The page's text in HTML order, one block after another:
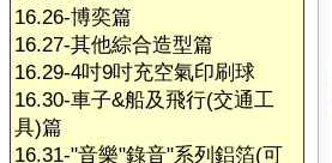
16.26-博奕篇
16.27-其他綜合造型篇
16.29-4吋9吋充空氣印刷球
16.30-車子&船及飛行(交通工
具)篇
16.31-"音樂"錄音"系列鋁箔(可